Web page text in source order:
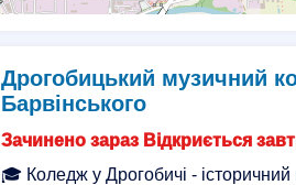
Дрогобицький музичний
Барвінського
Зачинено зараз Відкриється
🎓 Коледж у Дрогобичі -